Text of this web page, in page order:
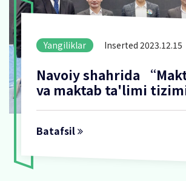
Yangiliklar Inserted 2023.12.15
Navoiy shahrida
va maktab ta'limi
innovatsion
Batafsil